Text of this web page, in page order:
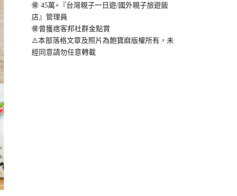
㊝ 45萬+『台灣親子一日遊/國外親子旅遊飯
店』管理員
㊝曾獲痞客邦社群金點賞
⚠️本部落格文章及照片為飽寶麻版權所有，未
經同意請勿任意轉載